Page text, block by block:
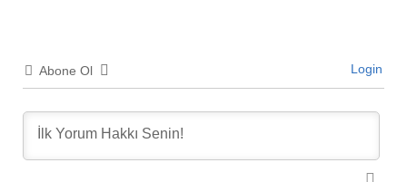
Abone Ol Login